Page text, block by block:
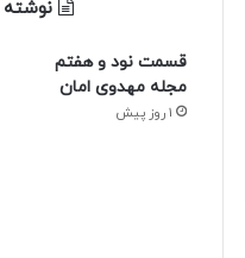
نوشته
قسمت نود و هفتم
مجله مهدوی امان
1 روز پیش